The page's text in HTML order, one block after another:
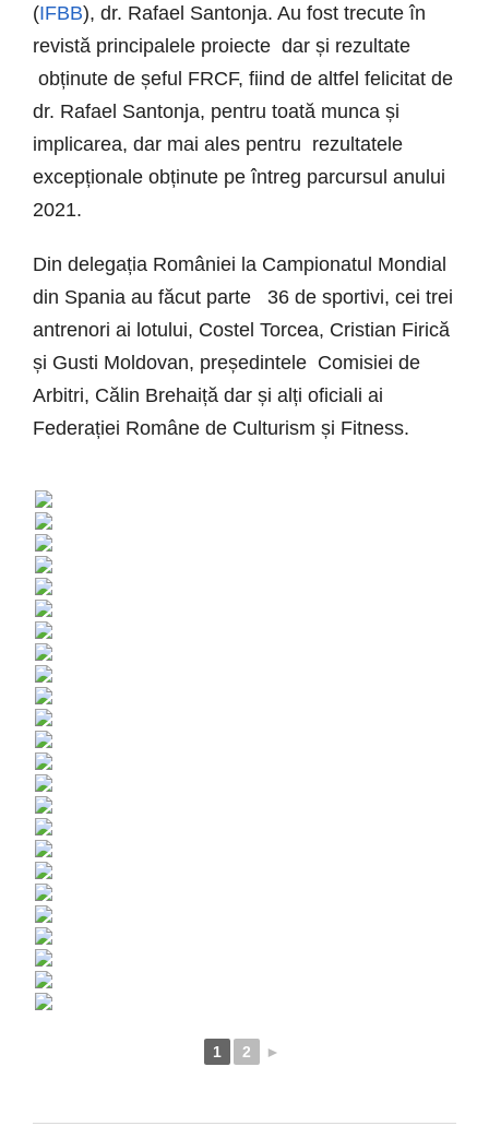
(IFBB), dr. Rafael Santonja. Au fost trecute în
revistă principalele proiecte dar și rezultate
obținute de șeful FRCF, fiind de altfel felicitat de
dr. Rafael Santonja, pentru toată munca și
implicarea, dar mai ales pentru rezultatele
excepționale obținute pe întreg parcursul anului
2021.
Din delegația României la Campionatul Mondial
din Spania au făcut parte 36 de sportivi, cei trei
antrenori ai lotului, Costel Torcea, Cristian Firică
și Gusti Moldovan, președintele Comisiei de
Arbitri, Călin Brehaiță dar și alți oficiali ai
Federației Române de Culturism și Fitness.
1 2 ►